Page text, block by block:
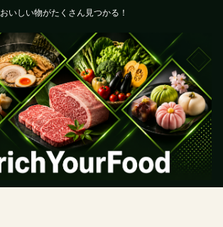
おいしい物がたくさん見つかる！